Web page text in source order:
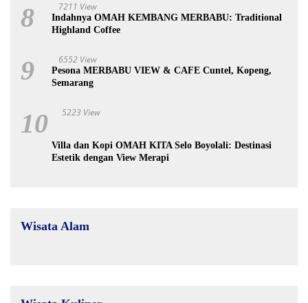
8 7211 View
Indahnya OMAH KEMBANG MERBABU: Traditional
Highland Coffee
9 6552 View
Pesona MERBABU VIEW & CAFE Cuntel, Kopeng,
Semarang
10 5223 View
Villa dan Kopi OMAH KITA Selo Boyolali: Destinasi
Estetik dengan View Merapi
Wisata Alam